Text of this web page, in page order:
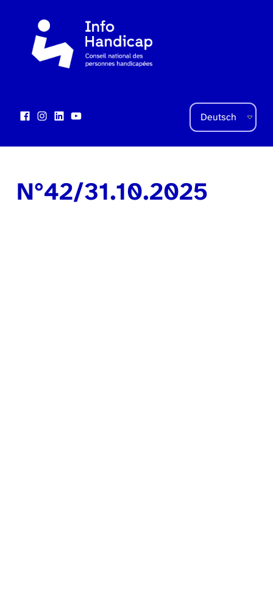
Social Links
Facebook
Instagram
LinkedInYouTube
Sprache auswählen
N°42/31.10.2025